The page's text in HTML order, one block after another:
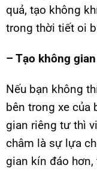
quả, tạo không
trong thời tiết oi
– Tạo không
Nếu bạn không
bên trong xe của
gian riêng tư thì
châm là sự lựa
gian kín đáo